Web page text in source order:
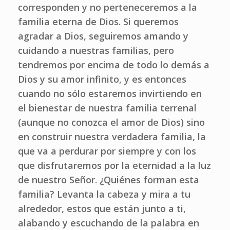
corresponden y no perteneceremos a la
familia eterna de Dios. Si queremos
agradar a Dios, seguiremos amando y
cuidando a nuestras familias, pero
tendremos por encima de todo lo demás a
Dios y su amor infinito, y es entonces
cuando no sólo estaremos invirtiendo en
el bienestar de nuestra familia terrenal
(aunque no conozca el amor de Dios) sino
en construir nuestra verdadera familia, la
que va a perdurar por siempre y con los
que disfrutaremos por la eternidad a la luz
de nuestro Señor. ¿Quiénes forman esta
familia? Levanta la cabeza y mira a tu
alrededor, estos que están junto a ti,
alabando y escuchando de la palabra en